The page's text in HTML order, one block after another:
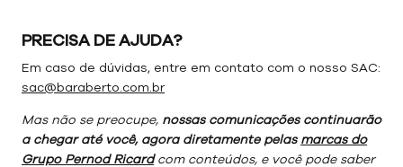
PRECISA DE AJUDA?
Em caso de dúvidas, entre em contato com o nosso SAC:
sac@baraberto.com.br
Mas não se preocupe, nossas comunicações continuarão
a chegar até você, agora diretamente pelas marcas do
Grupo Pernod Ricardcom conteúdos, e você pode saber